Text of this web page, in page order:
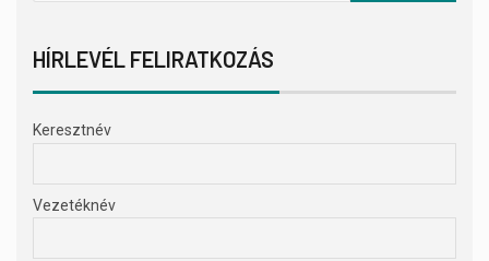
HÍRLEVÉL FELIRATKOZÁS
Keresztnév
Vezetéknév